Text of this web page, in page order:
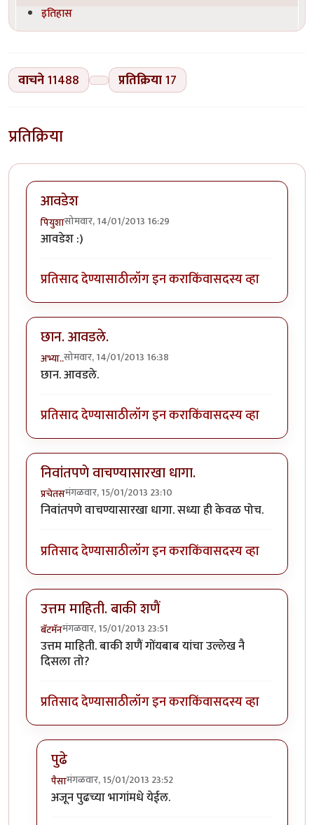
इतिहास
वाचने11488 प्रतिक्रिया17
प्रतिक्रिया
आवडेश
पियुशासोमवार, 14/01/2013 16:29
आवडेश :)
प्रतिसाद देण्यासाठीलॉग इन कराकिंवासदस्य व्हा
छान. आवडले.
अभ्या..सोमवार, 14/01/2013 16:38
छान. आवडले.
प्रतिसाद देण्यासाठीलॉग इन कराकिंवासदस्य व्हा
निवांतपणे वाचण्यासारखा धागा.
प्रचेतसमंगळवार, 15/01/2013 23:10
निवांतपणे वाचण्यासारखा धागा. सध्या ही केवळ पोच.
प्रतिसाद देण्यासाठीलॉग इन कराकिंवासदस्य व्हा
उत्तम माहिती. बाकी शणैं
बॅटमॅनमंगळवार, 15/01/2013 23:51
उत्तम माहिती. बाकी शणैं गोंयबाब यांचा उल्लेख नै
दिसला तो?
प्रतिसाद देण्यासाठीलॉग इन कराकिंवासदस्य व्हा
पुढे
पैसामंगळवार, 15/01/2013 23:52
In reply toउत्तम माहिती. बाकी शणैं
अजून पुढच्या भागांमधे येईल.